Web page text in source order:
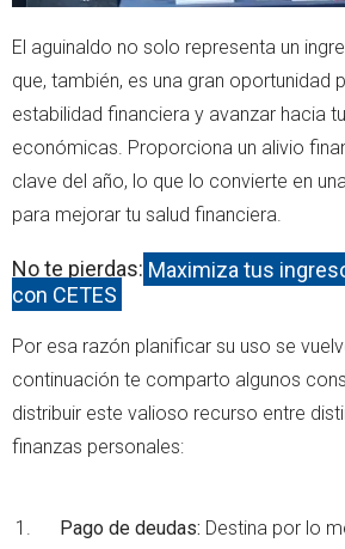
El aguinaldo no solo representa un
que, también, es una gran oportunidad
estabilidad financiera y avanzar hacia
económicas. Proporciona un alivio
clave del año, lo que lo convierte en
para mejorar tu salud financiera.
No te pierdas: Maximiza tus
con CETES
Por esa razón planificar su uso se
continuación te comparto algunos
distribuir este valioso recurso entre
finanzas personales:
Pago de deudas: Destina por lo